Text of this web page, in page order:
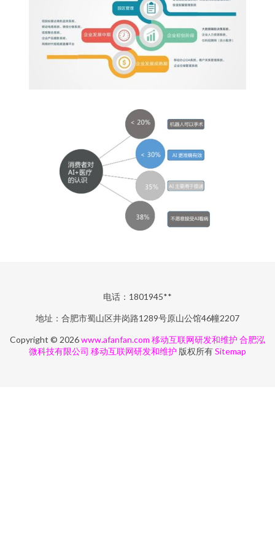
电话：1801945**
地址：合肥市蜀山区井岗路1289号原山公馆46幢2207
Copyright © 2026www.afanfan.com 移动互联网研发和维护 合肥泓
微科技有限公司 移动互联网研发和维护 版权所有Sitemap